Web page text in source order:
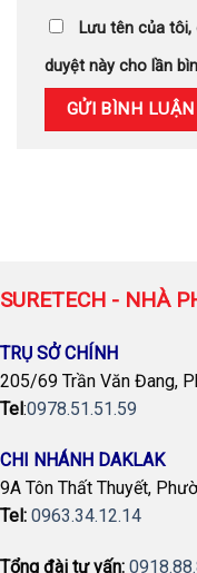
Lưu tên của
duyệt này cho lần
SURETECH - NHÀ
TRỤ SỞ CHÍNH
205/69 Trần Văn Đang,
Tel :0978.51.51.59
CHI NHÁNH DAKLAK
9A Tôn Thất Thuyết,
Tel: 0963.34.12.14
Tổng đài tư vấn: